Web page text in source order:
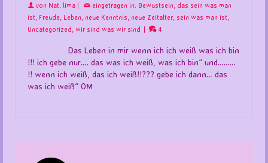
von Nat. lima eingetragen in: Bewustsein, das sein was man
ist, Freude, Leben, neue Kenntnis, neue Zeitalter, sein was man ist,
Uncategorized, wir sind was wir sind 4
Das Leben in mir wenn ich ich weiß was ich bin
!!! ich gebe nur…. das was ich weiß, was ich bin“ und………
!! wenn ich weiß, das ich weiß!!??? gebe ich dann… das
was ich weiß“ OM